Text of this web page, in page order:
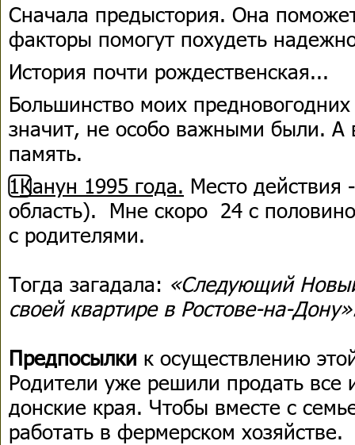
Сначала предыстория. Она
факторы помогут похудеть
История почти рождественская...
Большинство моих
значит, не особо важными были. А
память.
1️⃣Канун 1995 года. Место действия
область). Мне скоро 24 с
с родителями.
Тогда загадала: «Следующий
своей квартире в Ростове-на-
Предпосылки к осуществлению
Родители уже решили продать все
донские края. Чтобы вместе с
работать в фермерском хозяйстве.